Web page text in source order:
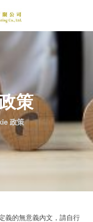
策
政策
義的無意義內文，請自行